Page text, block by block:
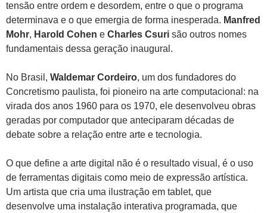
tensão entre ordem e desordem, entre o que o programa
determinava e o que emergia de forma inesperada. Manfred
Mohr, Harold Cohen e Charles Csuri são outros nomes
fundamentais dessa geração inaugural.
No Brasil, Waldemar Cordeiro, um dos fundadores do
Concretismo paulista, foi pioneiro na arte computacional: na
virada dos anos 1960 para os 1970, ele desenvolveu obras
geradas por computador que anteciparam décadas de
debate sobre a relação entre arte e tecnologia.
O que define a arte digital não é o resultado visual, é o uso
de ferramentas digitais como meio de expressão artística.
Um artista que cria uma ilustração em tablet, que
desenvolve uma instalação interativa programada, que